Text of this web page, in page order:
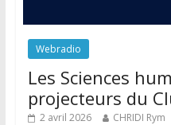
Webradio
Les Sciences
projecteurs du
2 avril 2026 CHRIDI Rym